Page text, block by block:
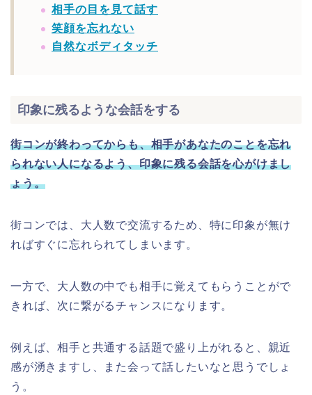
相手の目を見て話す
笑顔を忘れない
自然なボディタッチ
印象に残るような会話をする
街コンが終わってからも、相手があなたのことを忘れ
られない人になるよう、印象に残る会話を心がけまし
ょう。
街コンでは、大人数で交流するため、特に印象が無け
ればすぐに忘れられてしまいます。
一方で、大人数の中でも相手に覚えてもらうことがで
きれば、次に繋がるチャンスになります。
例えば、相手と共通する話題で盛り上がれると、親近
感が湧きますし、また会って話したいなと思うでしょ
う。